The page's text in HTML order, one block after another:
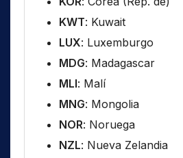
KWT: Kuwait
LUX: Luxemburgo
MDG: Madagascar
MLI: Malí
MNG: Mongolia
NOR: Noruega
NZL: Nueva Zelandia